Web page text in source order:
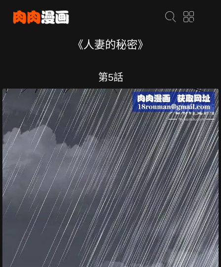
《人妻的秘密》
第5話